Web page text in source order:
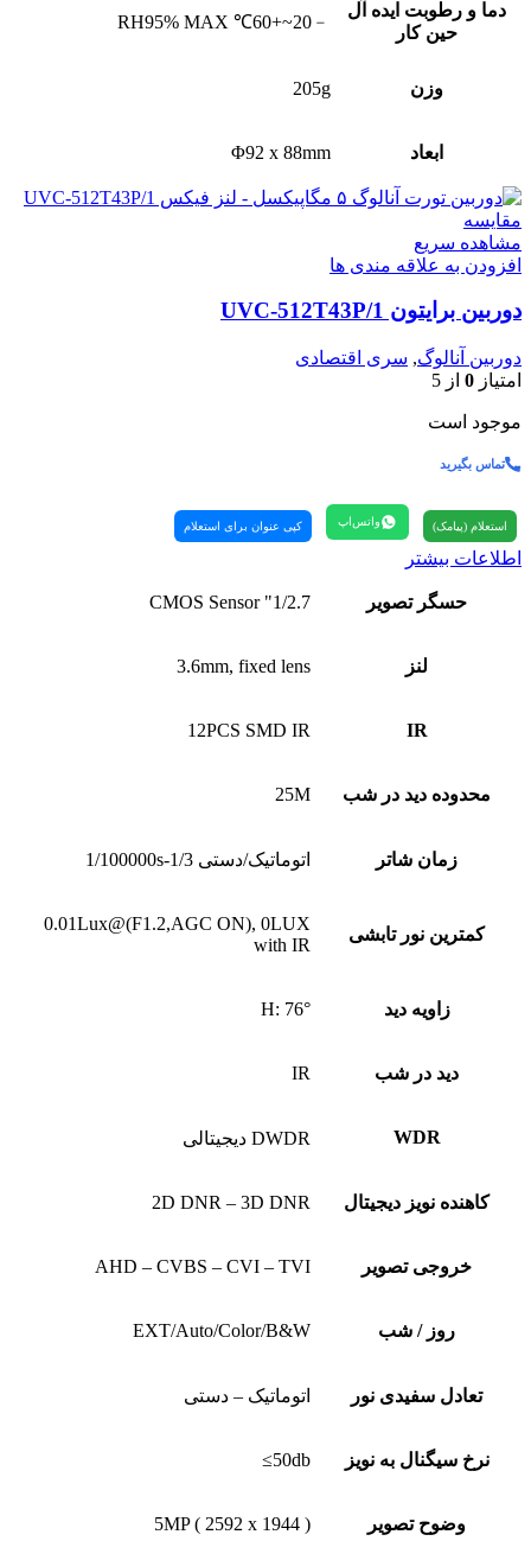
دما و رطوبت ایده آل
حین کار
﹣20~+60℃ RH95% MAX
وزن 205g
ابعاد Φ92 x 88mm
مقایسه
مشاهده سریع
افزودن به علاقه مندی ها
دوربین برایتون UVC-512T43P/1
دوربین آنالوگ, سری اقتصادی
امتیاز 0 از 5
موجود است
تماس بگیرید
استعلام (پیامک) واتس‌اپ کپی عنوان برای استعلام
اطلاعات بیشتر
حسگر تصویر 1/2.7" CMOS Sensor
لنز 3.6mm, fixed lens
IR
12PCS SMD IR
محدوده دید در شب 25M
زمان شاتر اتوماتیک/دستی 1/3-1/100000s
کمترین نور تابشی
0.01Lux@(F1.2,AGC ON), 0LUX
with IR
زاویه دید H: 76°
دید در شب IR
WDR DWDR دیجیتالی
کاهنده نویز دیجیتال 2D DNR – 3D DNR
خروجی تصویر AHD – CVBS – CVI – TVI
روز / شب EXT/Auto/Color/B&W
تعادل سفیدی نور اتوماتیک – دستی
نرخ سیگنال به نویز 50db≥
وضوح تصویر 5MP ( 2592 x 1944 )